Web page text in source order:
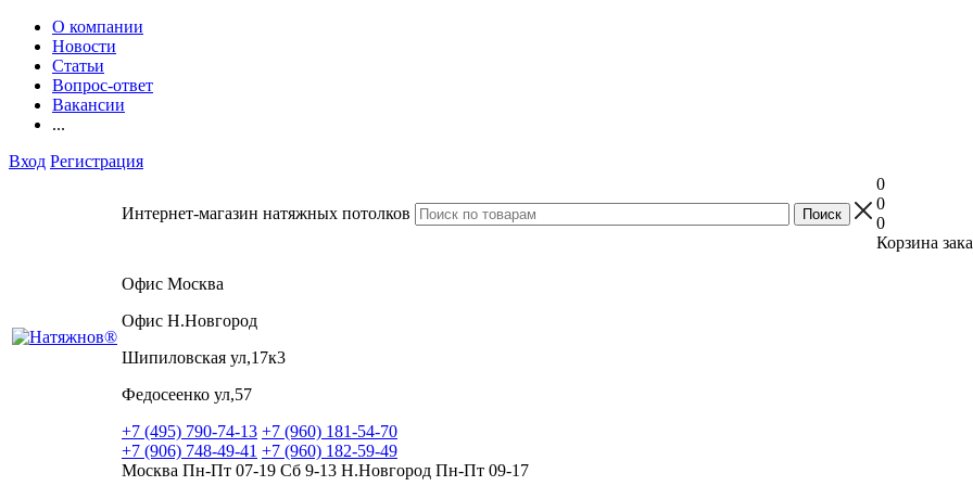
О компании
Новости
Статьи
Вопрос-ответ
Вакансии
...
Вход Регистрация
Интернет-магазин натяжных потолков
0
0
0
Корзина
Офис Москва
Офис Н.Новгород
Шипиловская ул,17к3
Федосеенко ул,57
+7 (495) 790-74-13 +7 (960) 181-54-70
+7 (906) 748-49-41 +7 (960) 182-59-49
Москва Пн-Пт 07-19 Сб 9-13 Н.Новгород Пн-Пт 09-17